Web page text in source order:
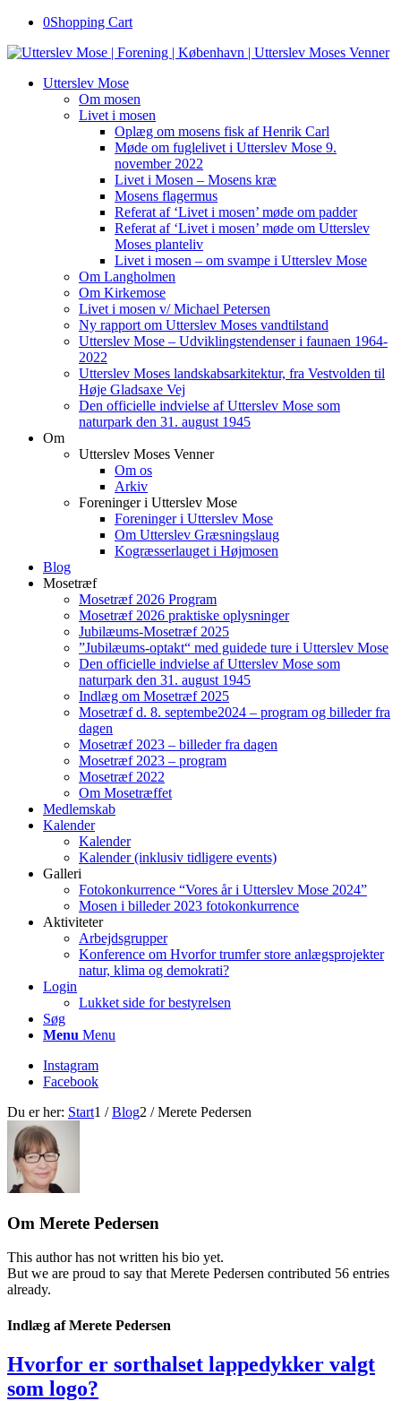
0Shopping Cart
Utterslev Mose
Om mosen
Livet i mosen
Oplæg om mosens fisk af Henrik Carl
Møde om fuglelivet i Utterslev Mose 9.
november 2022
Livet i Mosen – Mosens kræ
Mosens flagermus
Referat af ‘Livet i mosen’ møde om padder
Referat af ‘Livet i mosen’ møde om Utterslev
Moses planteliv
Livet i mosen – om svampe i Utterslev Mose
Om Langholmen
Om Kirkemose
Livet i mosen v/ Michael Petersen
Ny rapport om Utterslev Moses vandtilstand
Utterslev Mose – Udviklingstendenser i faunaen 1964-
2022
Utterslev Moses landskabsarkitektur, fra Vestvolden til
Høje Gladsaxe Vej
Den officielle indvielse af Utterslev Mose som
naturpark den 31. august 1945
Om
Utterslev Moses Venner
Om os
Arkiv
Foreninger i Utterslev Mose
Foreninger i Utterslev Mose
Om Utterslev Græsningslaug
Kogræsserlauget i Højmosen
Blog
Mosetræf
Mosetræf 2026 Program
Mosetræf 2026 praktiske oplysninger
Jubilæums-Mosetræf 2025
”Jubilæums-optakt“ med guidede ture i Utterslev Mose
Den officielle indvielse af Utterslev Mose som
naturpark den 31. august 1945
Indlæg om Mosetræf 2025
Mosetræf d. 8. septembe2024 – program og billeder fra
dagen
Mosetræf 2023 – billeder fra dagen
Mosetræf 2023 – program
Mosetræf 2022
Om Mosetræffet
Medlemskab
Kalender
Kalender
Kalender (inklusiv tidligere events)
Galleri
Fotokonkurrence “Vores år i Utterslev Mose 2024”
Mosen i billeder 2023 fotokonkurrence
Aktiviteter
Arbejdsgrupper
Konference om Hvorfor trumfer store anlægsprojekter
natur, klima og demokrati?
Login
Lukket side for bestyrelsen
Søg
Menu Menu
Instagram
Facebook
Du er her: Start1 / Blog2 / Merete Pedersen
Om Merete Pedersen
This author has not written his bio yet.
But we are proud to say thatMerete Pedersen contributed 56 entries
already.
Indlæg af Merete Pedersen
Hvorfor er sorthalset lappedykker valgt
som logo?